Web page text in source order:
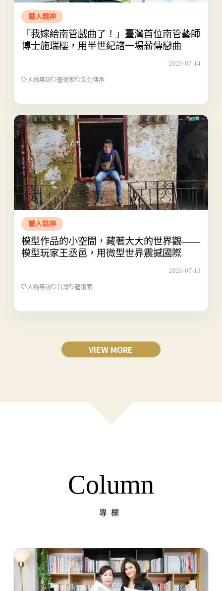
職人精神
「我嫁給南管戲曲了！」臺灣首位南管藝師
博士施瑞樓，用半世紀譜一場薪傳戀曲
2026-07-14
人物專訪 藝術家 文化傳承
職人精神
模型作品的小空間，藏著大大的世界觀——
模型玩家王丞邑，用微型世界震撼國際
2026-07-13
人物專訪 台灣 藝術家
VIEW MORE
Column
專欄